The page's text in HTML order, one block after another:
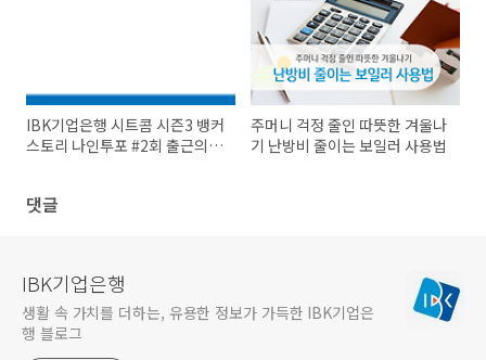
IBK기업은행 시트콤 시즌3 뱅커
스토리 나인투포 #2회 출근의
주머니 걱정 줄인 따뜻한 겨울나
기 난방비 줄이는 보일러 사용법
댓글
IBK기업은행
생활 속 가치를 더하는, 유용한 정보가 가득한 IBK기업은
행 블로그